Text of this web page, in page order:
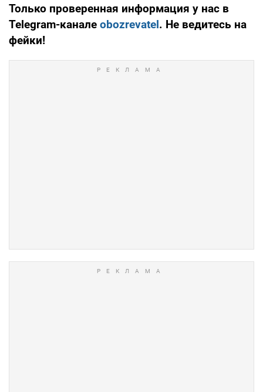
Только проверенная информация у нас в
Telegram-канале obozrevatel. Не ведитесь на
фейки!